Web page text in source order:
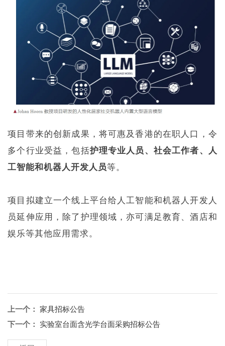
项目带来的创新成果，将可惠及香港的在职人口，令
多个行业受益，包括护理专业人员、社会工作者、人
工智能和机器人开发人员等。
项目拟建立一个线上平台给人工智能和机器人开发人
员延伸应用，除了护理领域，亦可满足教育、酒店和
娱乐等其他应用需求。
上一个：家具招标公告
下一个： 实验室台面含光学台面采购招标公告